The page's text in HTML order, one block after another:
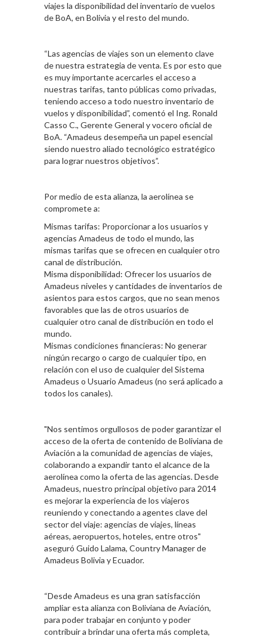
viajes la disponibilidad del inventario de vuelos
de BoA, en Bolivia y el resto del mundo.
“Las agencias de viajes son un elemento clave
de nuestra estrategia de venta. Es por esto que
es muy importante acercarles el acceso a
nuestras tarifas, tanto públicas como privadas,
teniendo acceso a todo nuestro inventario de
vuelos y disponibilidad”, comentó el Ing. Ronald
Casso C., Gerente General y vocero oficial de
BoA. “Amadeus desempeña un papel esencial
siendo nuestro aliado tecnológico estratégico
para lograr nuestros objetivos”.
Por medio de esta alianza, la aerolínea se
compromete a:
Mismas tarifas: Proporcionar a los usuarios y
agencias Amadeus de todo el mundo, las
mismas tarifas que se ofrecen en cualquier otro
canal de distribución.
Misma disponibilidad: Ofrecer los usuarios de
Amadeus niveles y cantidades de inventarios de
asientos para estos cargos, que no sean menos
favorables que las de otros usuarios de
cualquier otro canal de distribución en todo el
mundo.
Mismas condiciones financieras: No generar
ningún recargo o cargo de cualquier tipo, en
relación con el uso de cualquier del Sistema
Amadeus o Usuario Amadeus (no será aplicado a
todos los canales).
"Nos sentimos orgullosos de poder garantizar el
acceso de la oferta de contenido de Boliviana de
Aviación a la comunidad de agencias de viajes,
colaborando a expandir tanto el alcance de la
aerolínea como la oferta de las agencias. Desde
Amadeus, nuestro principal objetivo para 2014
es mejorar la experiencia de los viajeros
reuniendo y conectando a agentes clave del
sector del viaje: agencias de viajes, líneas
aéreas, aeropuertos, hoteles, entre otros"
aseguró Guido Lalama, Country Manager de
Amadeus Bolivia y Ecuador.
“Desde Amadeus es una gran satisfacción
ampliar esta alianza con Boliviana de Aviación,
para poder trabajar en conjunto y poder
contribuir a brindar una oferta más completa,